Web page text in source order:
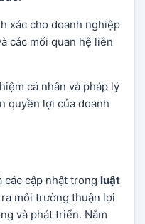
xác cho doanh nghiệp
các mối quan hệ liên
cá nhân và pháp lý
quyền lợi của doanh
cập nhật trong luật
môi trường thuận lợi
và phát triển. Nắm